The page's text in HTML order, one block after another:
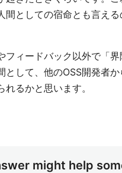
間としての宿命とも言え
フィードバック以外で「
として、他のOSS開発者
れるかと思います。
might help